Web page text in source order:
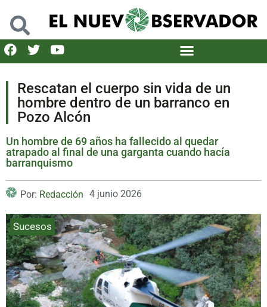
Rescatan el cuerpo sin vida de un
hombre dentro de un barranco en
Pozo Alcón
Un hombre de 69 años ha fallecido al quedar
atrapado al final de una garganta cuando hacía
barranquismo
Por: Redacción 4 junio 2026
Sucesos